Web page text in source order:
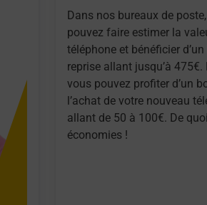
Dans nos bureaux de
pouvez faire estimer la
téléphone et bénéficier
reprise allant jusqu’à 475€.
vous pouvez profiter d’un
l’achat de votre nouveau
allant de 50 à 100€. De
économies !